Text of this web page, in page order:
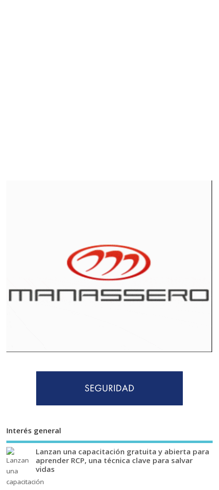
Interés general
Lanzan una capacitación gratuita y abierta para
aprender RCP, una técnica clave para salvar
vidas